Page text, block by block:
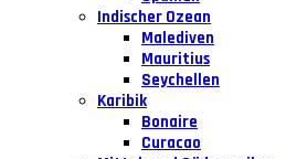
Indischer Ozean
Malediven
Mauritius
Seychellen
Karibik
Bonaire
Curacao